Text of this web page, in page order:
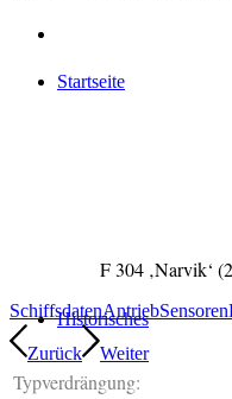
Startseite
Historisches
F 304 ‚Narvik‘
SchiffsdatenAntriebSensoren
Zurück Weiter
Typverdrängung: